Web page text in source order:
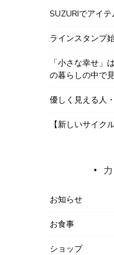
SUZURIでアイテ
ラインスタンプ
「小さな幸せ」
の暮らしの中で
優しく見える人
【新しいサイク
お知らせ
お食事
ショップ